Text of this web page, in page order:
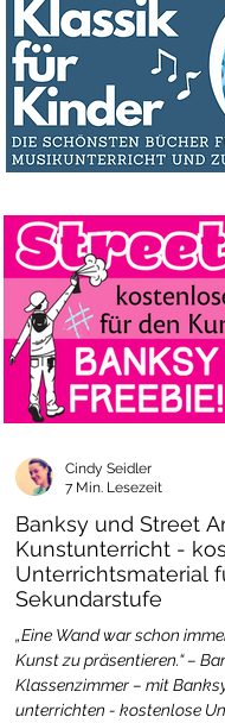
Banksy und Street
Kunstunterricht -
Unterrichtsmaterial
Sekundarstufe
„Eine Wand war schon
Kunst zu präsentieren.“ –
Klassenzimmer – mit
unterrichten - kostenlose
Cindy Seidler
7 Min. Lesezeit